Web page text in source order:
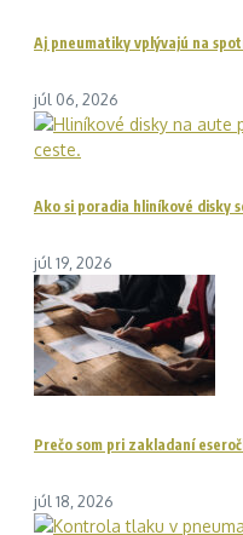
Aj pneumatiky vplývajú na
júl 06, 2026
Ako si poradia hliníkové disky
júl 19, 2026
Prečo som pri zakladaní
júl 18, 2026